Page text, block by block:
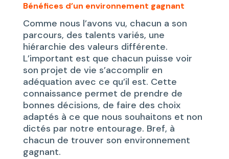
Bénéfices d’un environnement gagnant
Comme nous l’avons vu, chacun a son
parcours, des talents variés, une
hiérarchie des valeurs différente.
L’important est que chacun puisse voir
son projet de vie s’accomplir en
adéquation avec ce qu’il est. Cette
connaissance permet de prendre de
bonnes décisions, de faire des choix
adaptés à ce que nous souhaitons et non
dictés par notre entourage. Bref, à
chacun de trouver son environnement
gagnant.